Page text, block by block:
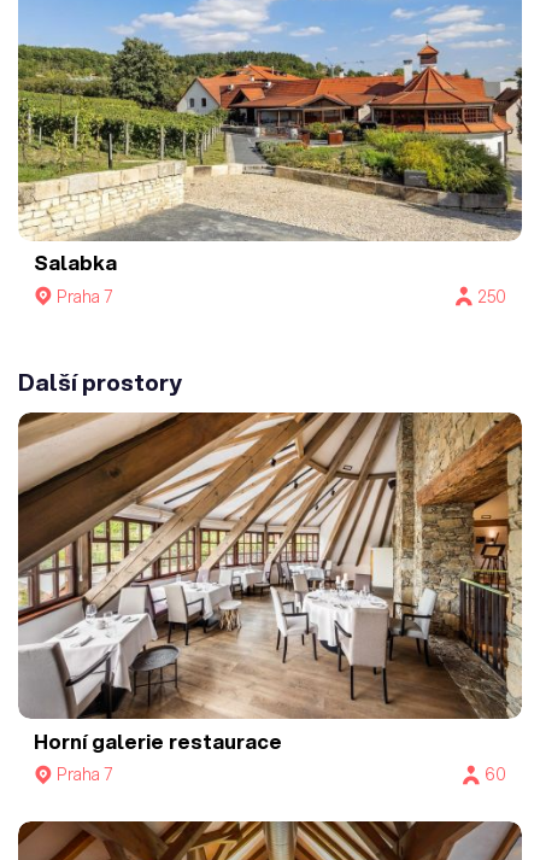
Salabka
Praha 7 250
Další prostory
Horní galerie restaurace
Praha 7 60